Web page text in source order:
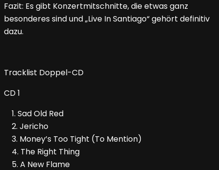
Fazit: Es gibt Konzertmitschnitte, die etwas ganz
besonderes sind und „Live In Santiago“ gehört definitiv
dazu.
Tracklist Doppel-CD
CD 1
1. Sad Old Red
2. Jericho
3. Money’s Too Tight (To Mention)
4. The Right Thing
5. A New Flame